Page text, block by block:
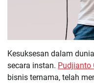
Kesuksesan dalam
secara instan. Pudjianto
bisnis ternama, telah